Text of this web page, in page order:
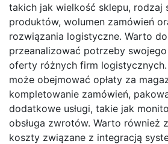
takich jak wielkość sklepu, rodzaj
produktów, wolumen zamówień
rozwiązania logistyczne. Warto
przeanalizować potrzeby
oferty różnych firm logistycznych.
może obejmować opłaty za
kompletowanie zamówień,
dodatkowe usługi, takie jak
obsługa zwrotów. Warto również
koszty związane z integracją